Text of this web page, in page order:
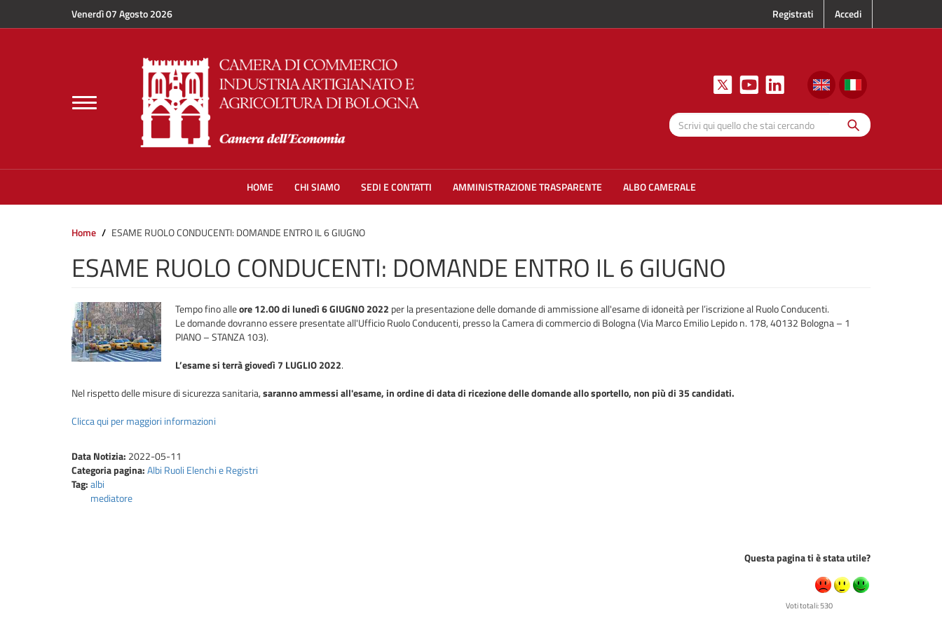
Salta al contenuto principaleVenerdì 07 Agosto 2026 Registrati Accedi
Toggle
navigation
stai
Cerca
HOME CHI SIAMO SEDI E CONTATTI AMMINISTRAZIONE TRASPARENTE ALBO CAMERALE
Home ESAME RUOLO CONDUCENTI: DOMANDE ENTRO IL 6 GIUGNO
ESAME RUOLO CONDUCENTI: DOMANDE ENTRO IL 6 GIUGNO
Tempo fino alleore 12.00 di lunedì 6 GIUGNO 2022 per la presentazione delle domande di ammissione all'esame di idoneità per l’iscrizione al Ruolo Conducenti.
Le domande dovranno essere presentate all'Ufficio Ruolo Conducenti, presso la Camera di commercio di Bologna (Via Marco Emilio Lepido n. 178, 40132 Bologna – 1
PIANO – STANZA 103).
L’esame si terrà giovedì 7 LUGLIO 2022.
Nel rispetto delle misure di sicurezza sanitaria,saranno ammessi all'esame, in ordine di data di ricezione delle domande allo sportello, non più di 35 candidati.
Clicca qui per maggiori informazioni
Data Notizia: 2022-05-11
Categoria pagina:Albi Ruoli Elenchi e Registri
Tag:albi
mediatore
Questa pagina ti è stata utile?
Voti totali: 530